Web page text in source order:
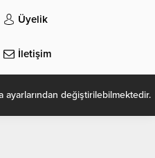
Üyelik
İletişim
ayarlarından değiştirilebilmektedir.